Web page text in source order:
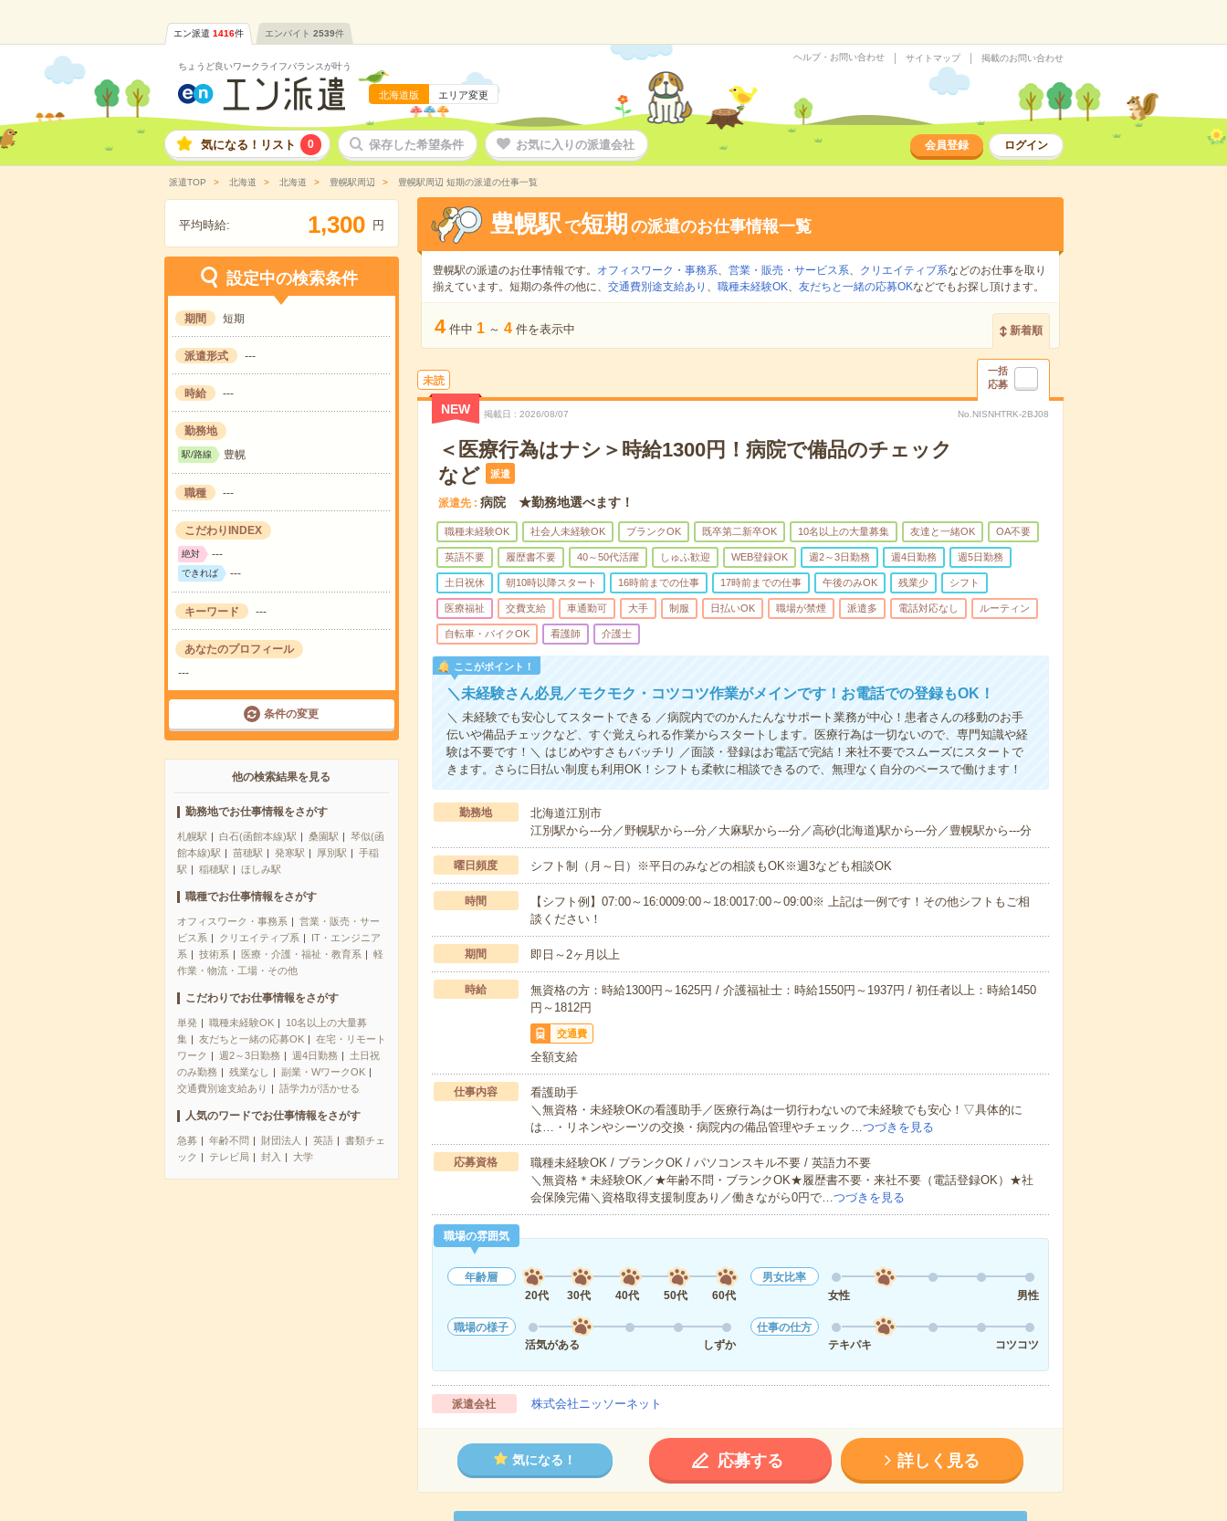
エン派遣 1416件 エンバイト 2539件
ちょうど良いワークライフバランスが叶う
北海道版 エリア変更
ヘルプ・お問い合わせ サイトマップ 掲載のお問い合わせ
気になる！リスト 0 保存した希望条件 お気に入りの派遣会社 会員登録 ログイン
派遣TOP 北海道 北海道 豊幌駅周辺 豊幌駅周辺 短期の派遣の仕事一覧
平均時給: 1,300 円
設定中の検索条件
期間 短期
派遣形式 ---
時給 ---
勤務地
駅/路線 豊幌
職種 ---
こだわりINDEX
絶対 ---
できれば ---
キーワード ---
あなたのプロフィール
---
条件の変更
他の検索結果を見る
勤務地でお仕事情報をさがす
札幌駅 白石(函館本線)駅 桑園駅
琴似(函
館本線)駅
苗穂駅 発寒駅 厚別駅
手稲
駅
稲穂駅 ほしみ駅
職種でお仕事情報をさがす
オフィスワーク・事務系
営業・販売・サー
ビス系
クリエイティブ系
IT・エンジニア
系
技術系 医療・介護・福祉・教育系
軽
作業・物流・工場・その他
こだわりでお仕事情報をさがす
単発 職種未経験OK
10名以上の大量募
集
友だちと一緒の応募OK
在宅・リモート
ワーク
週2～3日勤務 週4日勤務
土日祝
のみ勤務
残業なし
副業・WワークOK
交通費別途支給あり
語学力が活かせる
人気のワードでお仕事情報をさがす
急募 年齢不問 財団法人 英語
書類チェ
ック
テレビ局 封入 大学
豊幌駅 で短期 の派遣のお仕事情報一覧
豊幌駅の派遣のお仕事情報です。 オフィスワーク・事務系、 営業・販売・サービス系、 クリエイティブ系などのお仕事を取り
揃えています。短期の条件の他に、 交通費別途支給あり 、 職種未経験OK、 友だちと一緒の応募OKなどでもお探し頂けます。
4 件中 1 ～ 4 件を表示中 新着順
未読
一括
応募
NEW 掲載日 2026/08/07 No.NISNHTRK-2BJ08
＜医療行為はナシ＞時給1300円！病院で備品のチェック
など
派遣
派遣先 病院 ★勤務地選べます！
職種未経験OK 社会人未経験OK ブランクOK 既卒第二新卒OK 10名以上の大量募集 友達と一緒OK OA不要
英語不要 履歴書不要 40～50代活躍 しゅふ歓迎 WEB登録OK 週2～3日勤務 週4日勤務 週5日勤務
土日祝休 朝10時以降スタート 16時前までの仕事 17時前までの仕事 午後のみOK 残業少 シフト
医療福祉 交費支給 車通勤可 大手 制服 日払いOK 職場が禁煙 派遣多 電話対応なし ルーティン
自転車・バイクOK 看護師 介護士
ここがポイント！
＼未経験さん必見／モクモク・コツコツ作業がメインです！お電話での登録もOK！
＼ 未経験でも安心してスタートできる ／病院内でのかんたんなサポート業務が中心！患者さんの移動のお手
伝いや備品チェックなど、すぐ覚えられる作業からスタートします。医療行為は一切ないので、専門知識や経
験は不要です！＼ はじめやすさもバッチリ ／面談・登録はお電話で完結！来社不要でスムーズにスタートで
きます。さらに日払い制度も利用OK！シフトも柔軟に相談できるので、無理なく自分のペースで働けます！
勤務地
北海道江別市
江別駅から---分／野幌駅から---分／大麻駅から---分／高砂(北海道)駅から---分／豊幌駅から---分
曜日頻度 シフト制（月～日）※平日のみなどの相談もOK※週3なども相談OK
時間
【シフト例】07:00～16:0009:00～18:0017:00～09:00※ 上記は一例です！その他シフトもご相
談ください！
期間 即日～2ヶ月以上
時給
無資格の方：時給1300円～1625円 / 介護福祉士：時給1550円～1937円 / 初任者以上：時給1450
円～1812円
交通費
全額支給
仕事内容
看護助手
＼無資格・未経験OKの看護助手／医療行為は一切行わないので未経験でも安心！▽具体的に
は…・リネンやシーツの交換・病院内の備品管理やチェック…つづきを見る
応募資格
職種未経験OK / ブランクOK / パソコンスキル不要 / 英語力不要
＼無資格＊未経験OK／★年齢不問・ブランクOK★履歴書不要・来社不要（電話登録OK）★社
会保険完備＼資格取得支援制度あり／働きながら0円で…つづきを見る
職場の雰囲気
年齢層
20代
30代 40代 50代 60代
男女比率
女性
男性
職場の様子
活気がある
しずか
仕事の仕方
テキパキ
コツコツ
派遣会社 株式会社ニッソーネット
気になる！ 応募する 詳しく見る